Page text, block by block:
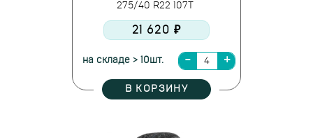
275/40 R22 107T
21 620 ₽
на складе > 10шт.
В КОРЗИНУ